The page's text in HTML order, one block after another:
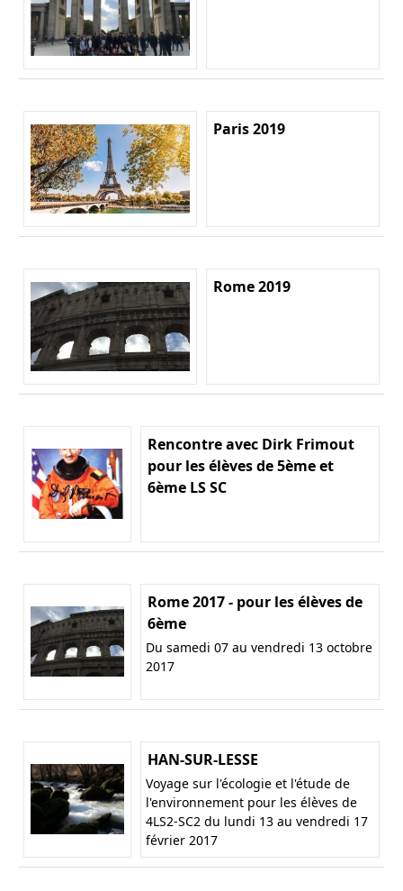
Paris 2019
Rome 2019
Rencontre avec Dirk Frimout
pour les élèves de 5ème et
6ème LS SC
Rome 2017 - pour les élèves de
6ème
Du samedi 07 au vendredi 13 octobre
2017
HAN-SUR-LESSE
Voyage sur l'écologie et l'étude de
l'environnement pour les élèves de
4LS2-SC2 du lundi 13 au vendredi 17
février 2017